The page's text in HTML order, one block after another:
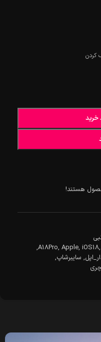
کردن
خرید
هستند!
A18Pro, Apple, iOS18,
,
, سایبرشاپ,